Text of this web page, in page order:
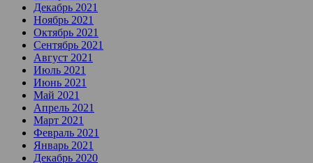
Декабрь 2021
Ноябрь 2021
Октябрь 2021
Сентябрь 2021
Август 2021
Июль 2021
Июнь 2021
Май 2021
Апрель 2021
Март 2021
Февраль 2021
Январь 2021
Декабрь 2020